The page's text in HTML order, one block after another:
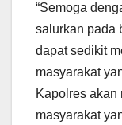
“Semoga
salurkan pada
dapat sedikit
masyarakat
Kapolres akan
masyarakat